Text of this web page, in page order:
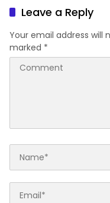
Karakter Generasi Muda
Leave a Reply
Your email address will
marked *